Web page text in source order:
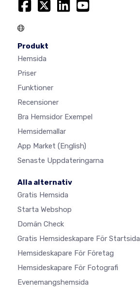
Produkt
Hemsida
Priser
Funktioner
Recensioner
Bra Hemsidor Exempel
Hemsidemallar
App Market (English)
Senaste Uppdateringarna
Alla alternativ
Gratis Hemsida
Starta Webshop
Domän Check
Gratis Hemsideskapare För Startsida
Hemsideskapare För Företag
Hemsideskapare För Fotografi
Evenemangshemsida